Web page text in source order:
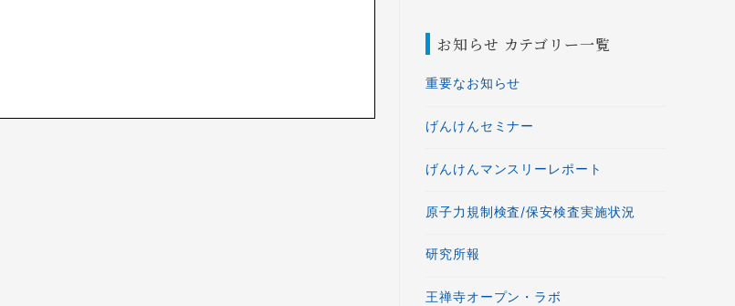
お知らせ カテゴリー一覧
重要なお知らせ
げんけんセミナー
げんけんマンスリーレポート
原子力規制検査/保安検査実施状況
研究所報
王禅寺オープン・ラボ